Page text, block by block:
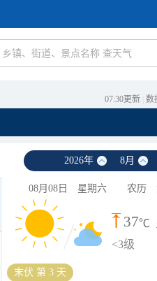
07:30更新 数
2026年 8月
08月08日 星期六 农历
37℃
<3级
末伏 第 3 天